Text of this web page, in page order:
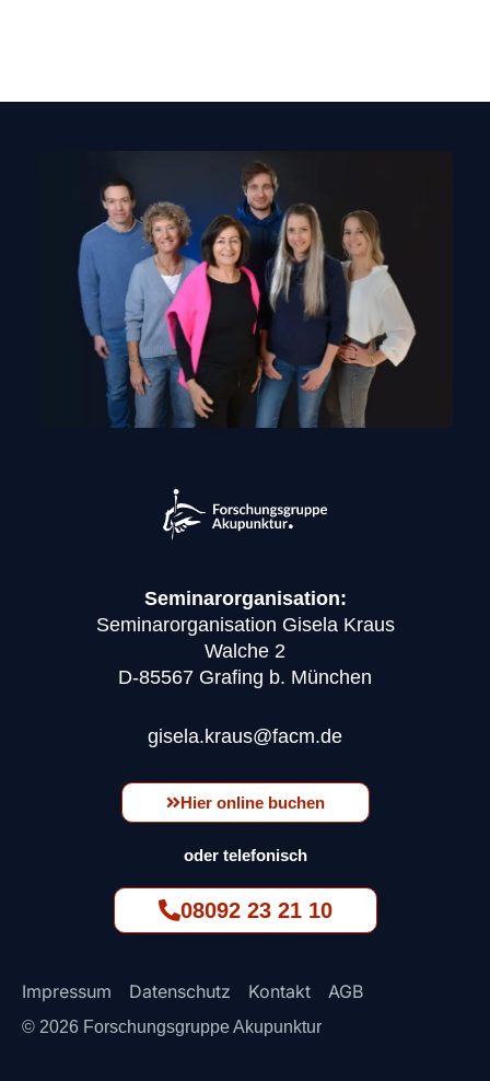
Seminarorganisation:
Seminarorganisation Gisela Kraus
Walche 2
D-85567 Grafing b. München
gisela.kraus@facm.de
Hier online buchen
oder telefonisch
08092 23 21 10
Impressum Datenschutz Kontakt AGB
© 2026 Forschungsgruppe Akupunktur